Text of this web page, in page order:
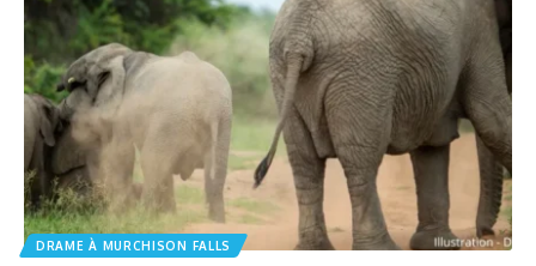
DRAME À MURCHISON FALLS